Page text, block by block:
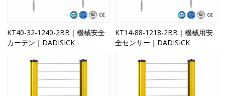
KT40-32-1240-2BB｜機械安全
カーテン｜DADISICK
KT14-88-1218-2BB｜機械用安
全センサー｜DADISICK